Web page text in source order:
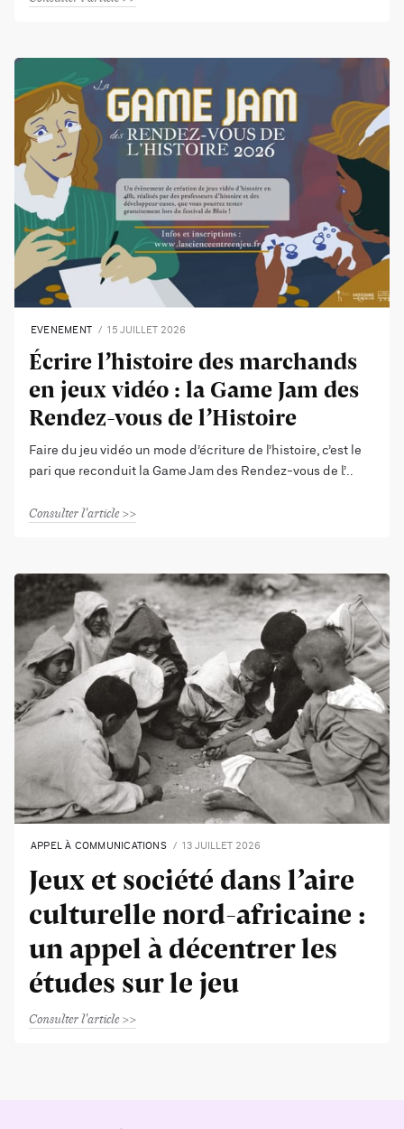
EVENEMENT 15 JUILLET 2026
Écrire l’histoire des marchands
en jeux vidéo : la Game Jam des
Rendez-vous de l’Histoire
Faire du jeu vidéo un mode d’écriture de l’histoire, c’est le
pari que reconduit la Game Jam des Rendez-vous de l’
Consulter l'article
APPEL À COMMUNICATIONS 13 JUILLET 2026
Jeux et société dans l’aire
culturelle nord-africaine :
un appel à décentrer les
études sur le jeu
Consulter l'article